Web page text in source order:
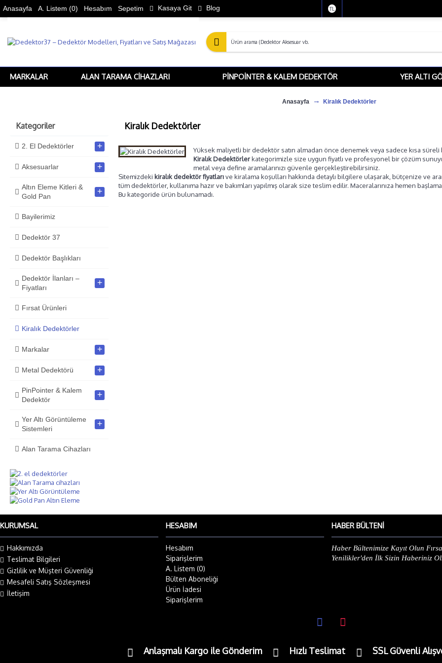
Anasayfa A. Listem (0) Hesabım Sepetim Kasaya Git Blog TL
MARKALAR ALAN TARAMA CIHAZLARI PINPOINTER & KALEM DEDEKTÖR YER ALTI
Anasayfa Kiralık Dedektörler
Kategoriler
2. El Dedektörler +
Aksesuarlar +
Altın Eleme Kitleri &
Gold Pan
+
Bayilerimiz
Dedektör 37
Dedektör Başlıkları
Dedektör İlanları –
Fiyatları
+
Fırsat Ürünleri
Kiralık Dedektörler
Markalar +
Metal Dedektörü +
PinPointer & Kalem
Dedektör
+
Yer Altı Görüntüleme
Sistemleri
+
Alan Tarama Cihazları
Kiralık Dedektörler
Yüksek maliyetli bir dedektör satın almadan önce denemek veya sadece kısa süreli
Kiralık Dedektörlerkategorimizle size uygun fiyatlı ve profesyonel bir çözüm
metal veya define aramalarınızı güvenle gerçekleştirebilirsiniz.
Sitemizdeki kiralık dedektör fiyatlarıve kiralama koşulları hakkında detaylı bilgilere ulaşarak, bütçenize ve
tüm dedektörler, kullanıma hazır ve bakımları yapılmış olarak size teslim edilir. Maceralarınıza hemen
Bu kategoride ürün bulunamadı.
KURUMSAL
Hakkımızda
Teslimat Bilgileri
Gizlilik ve Müşteri Güvenliği
Mesafeli Satış Sözleşmesi
İletişim
HESABIM
Hesabım
Siparişlerim
A. Listem (0)
Bülten Aboneliği
Ürün İadesi
Siparişlerim
HABER BÜLTENI
Haber Bültenimize Kayıt Olun
Yenilikler'den İlk Sizin Haberiniz
Anlaşmalı Kargo ile Gönderim Hızlı Teslimat SSL Güvenli